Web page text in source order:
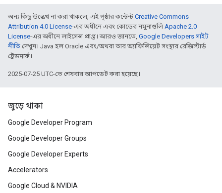
অন্য কিছু উল্লেখ না করা থাকলে, এই পৃষ্ঠার কন্টেন্ট Creative Commons
Attribution 4.0 License-এর অধীনে এবং কোডের নমুনাগুলিApache 2.0
License-এর অধীনে লাইসেন্স প্রাপ্ত। আরও জানতে, Google Developers সাইট
নীতি দেখুন। Java হল Oracle এবং/অথবা তার অ্যাফিলিয়েট সংস্থার রেজিস্টার্ড
ট্রেডমার্ক।
2025-07-25 UTC-তে শেষবার আপডেট করা হয়েছে।
জুড়ে থাকা
Google Developer Program
Google Developer Groups
Google Developer Experts
Accelerators
Google Cloud & NVIDIA